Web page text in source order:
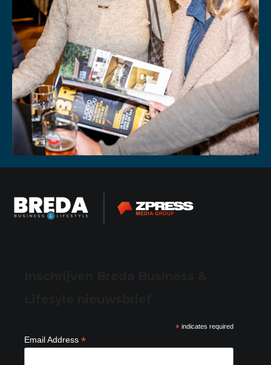
*indicates required
Email Address *